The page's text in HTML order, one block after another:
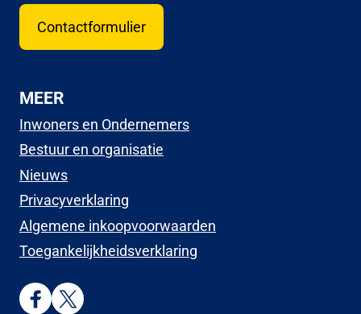
Contactformulier
MEER
Inwoners en Ondernemers
Bestuur en organisatie
Nieuws
Privacyverklaring
Algemene inkoopvoorwaarden
Toegankelijkheidsverklaring